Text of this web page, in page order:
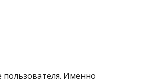
Именно